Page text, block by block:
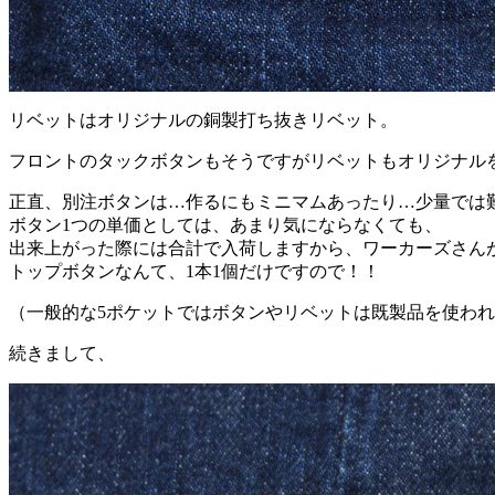
リベットはオリジナルの銅製打ち抜きリベット。
フロントのタックボタンもそうですがリベットもオリジナル
正直、別注ボタンは…作るにもミニマムあったり…少量では
ボタン1つの単価としては、あまり気にならなくても、
出来上がった際には合計で入荷しますから、ワーカーズさ
トップボタンなんて、1本1個だけですので！！
（一般的な5ポケットではボタンやリベットは既製品を使わ
続きまして、